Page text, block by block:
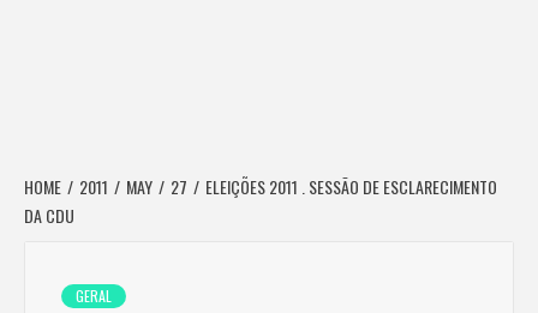
HOME 2011 MAY 27
ELEIÇÕES 2011 . SESSÃO DE ESCLARECIMENTO
DA CDU
GERAL